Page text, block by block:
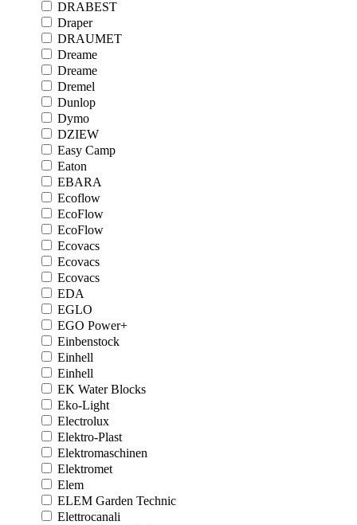
DRABEST
Draper
DRAUMET
Dreame
Dreame
Dremel
Dunlop
Dymo
DZIEW
Easy Camp
Eaton
EBARA
Ecoflow
EcoFlow
EcoFlow
Ecovacs
Ecovacs
Ecovacs
EDA
EGLO
EGO Power+
Einbenstock
Einhell
Einhell
EK Water Blocks
Eko-Light
Electrolux
Elektro-Plast
Elektromaschinen
Elektromet
Elem
ELEM Garden Technic
Elettrocanali